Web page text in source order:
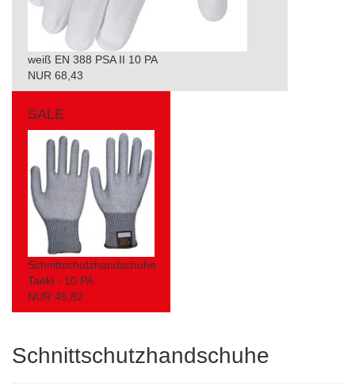
weiß EN 388 PSA II 10 PA
NUR 68,43
SALE
Schnittschutzhandschuhe
Taeki - 10 PA
NUR 45,82
Schnittschutzhandschuhe